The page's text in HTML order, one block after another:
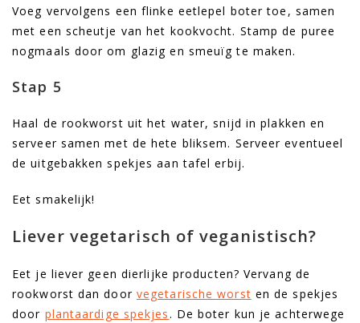
Voeg vervolgens een flinke eetlepel boter toe, samen
met een scheutje van het kookvocht. Stamp de puree
nogmaals door om glazig en smeuïg te maken.
Stap 5
Haal de rookworst uit het water, snijd in plakken en
serveer samen met de hete bliksem. Serveer eventueel
de uitgebakken spekjes aan tafel erbij.
Eet smakelijk!
Liever vegetarisch of veganistisch?
Eet je liever geen dierlijke producten? Vervang de
rookworst dan door vegetarische worst en de spekjes
door plantaardige spekjes. De boter kun je achterwege